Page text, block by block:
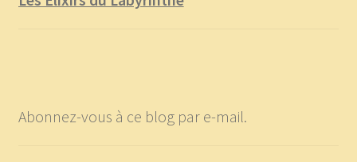
Abonnez-vous à ce blog par e-mail.